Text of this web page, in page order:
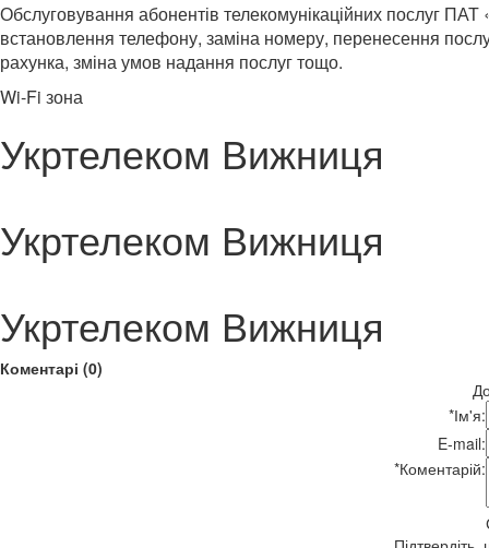
Обслуговування абонентів телекомунікаційних послуг ПАТ
встановлення телефону, заміна номеру, перенесення
рахунка, зміна умов надання послуг тощо.
Wi-Fi зона
Укртелеком Вижниця
Укртелеком Вижниця
Укртелеком Вижниця
Коментарі (0)
*Ім'я:
E-mail:
*Коментарій: